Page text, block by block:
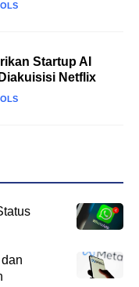
Startup AI
Netflix